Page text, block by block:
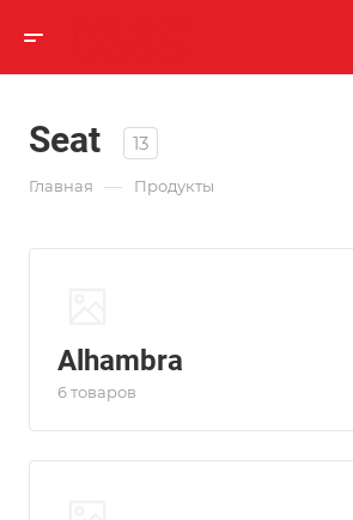
Seat 13
Главная — Продукты
Alhambra
6 товаров